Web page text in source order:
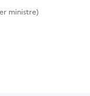
ministre)